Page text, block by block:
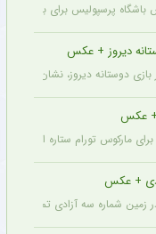
پرسپولیس برای بازگشت
دیروز + عکس
دوستانه دیروز، نشان داد
+ عکس
تورام ستاره اینتر
+ عکس
شماره سه آزادی تمرین کرد.